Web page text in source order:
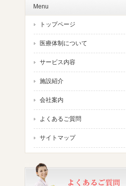
Menu
トップページ
医療体制について
サービス内容
施設紹介
会社案内
よくあるご質問
サイトマップ